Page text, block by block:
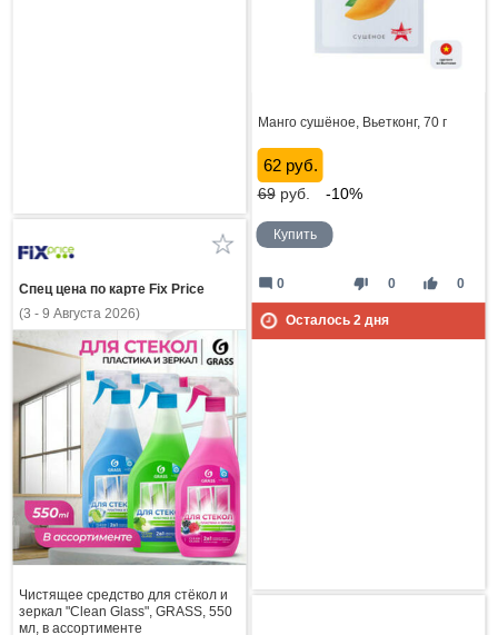
Манго сушёное, Вьетконг, 70 г
62 руб.
69руб. -10%
Купить
thumb_down 0 thumb_up 0
mode_comment 0
Осталось 2дня
Спец цена по карте Fix Price
(3 - 9 Августа 2026)
Чистящее средство для стёкол и
зеркал "Clean Glass", GRASS, 550
мл, в ассортименте